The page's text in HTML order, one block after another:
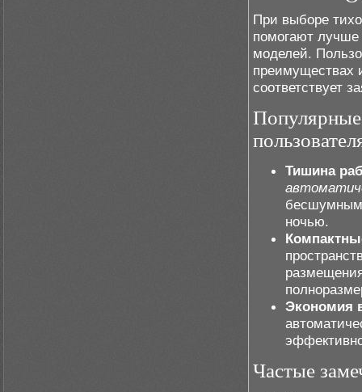
При выборе
помогают лучше
моделей.
преимуществах
соответствует
Тишина
ночью.
Экономия
Частые